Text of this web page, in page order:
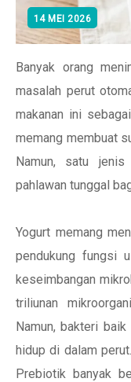
14 MEI 2026
Banyak orang
masalah perut
makanan ini
memang membuat
Namun, satu
pahlawan tunggal
Yogurt memang
pendukung fungsi
keseimbangan
triliunan
Namun, bakteri
hidup di dalam
Prebiotik banyak